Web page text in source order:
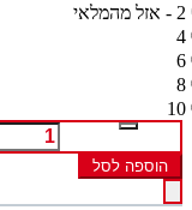
2 - אזל מהמלאי
4
6
8
10
הוספה לסל